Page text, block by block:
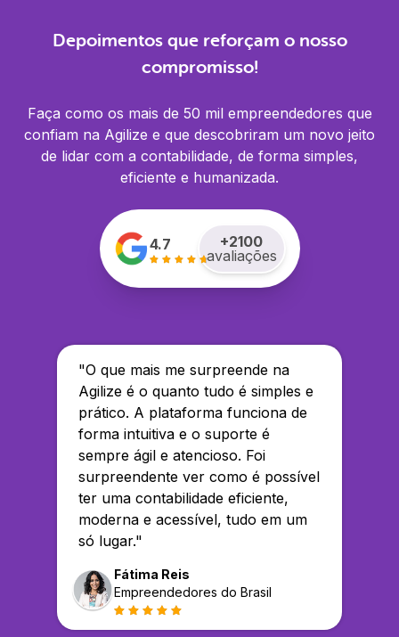
Depoimentos que reforçam o nosso
compromisso!
Faça como os mais de 50 mil empreendedores que
confiam na Agilize e que descobriram um novo jeito
de lidar com a contabilidade, de forma simples,
eficiente e humanizada.
4.7 +2100
avaliações
"O que mais me surpreende na
Agilize é o quanto tudo é simples e
prático. A plataforma funciona de
forma intuitiva e o suporte é
sempre ágil e atencioso. Foi
surpreendente ver como é possível
ter uma contabilidade eficiente,
moderna e acessível, tudo em um
só lugar."
Fátima Reis
Empreendedores do Brasil